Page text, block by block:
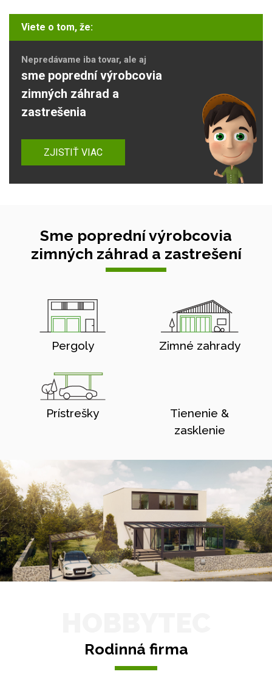
Viete o tom, že:
Nepredávame iba tovar, ale aj
sme poprední výrobcovia
zimných záhrad a
zastrešenia
ZJISTIŤ VIAC
Sme poprední výrobcovia
zimných záhrad a zastrešení
Pergoly Zimné zahrady
Prístrešky
Tienenie &
zasklenie
Rodinná firma